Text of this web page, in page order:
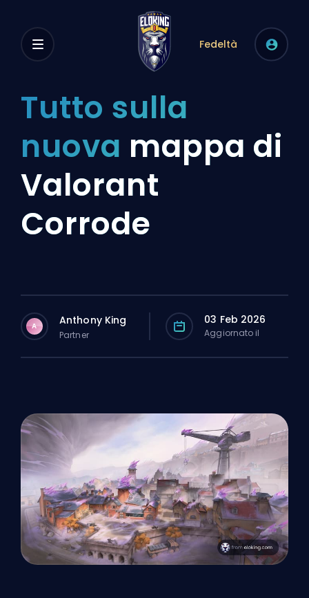
Fedeltà
Tutto sulla
nuova mappa di
Valorant
Corrode
A Anthony King
Partner
03 Feb 2026
Aggiornato il